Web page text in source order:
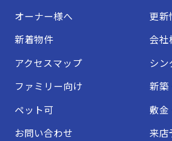
オーナー様へ
更新
新着物件
会社
アクセスマップ
シン
ファミリー向け
新築
ペット可
敷金
お問い合わせ
来店